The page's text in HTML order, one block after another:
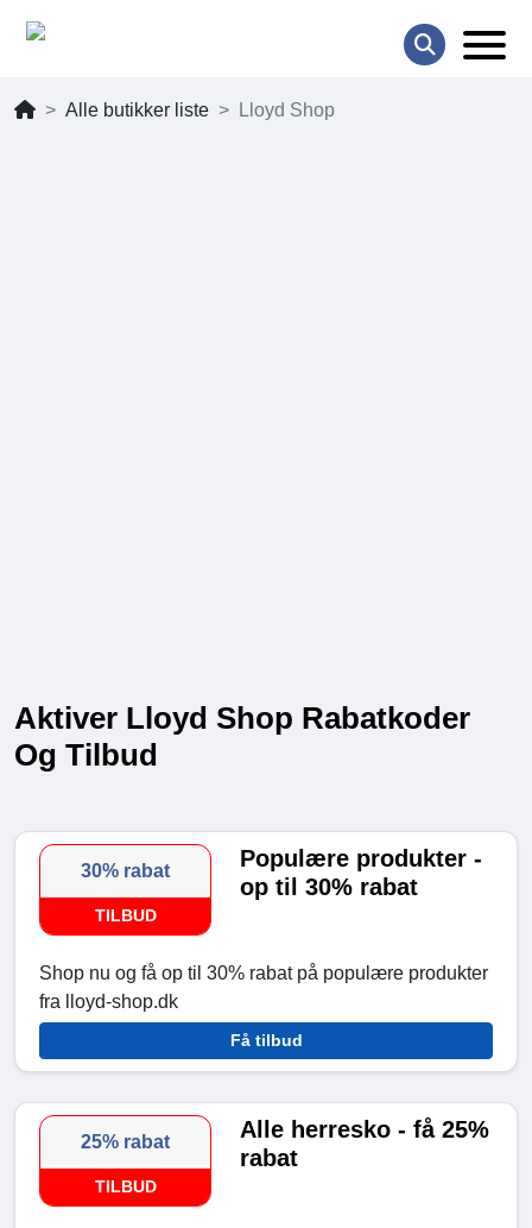
Alle butikker liste Lloyd Shop
Aktiver Lloyd Shop Rabatkoder
Og Tilbud
30% rabat
TILBUD
Populære produkter -
op til 30% rabat
Shop nu og få op til 30% rabat på populære produkter
fra lloyd-shop.dk
Få tilbud
25% rabat
TILBUD
Alle herresko - få 25%
rabat